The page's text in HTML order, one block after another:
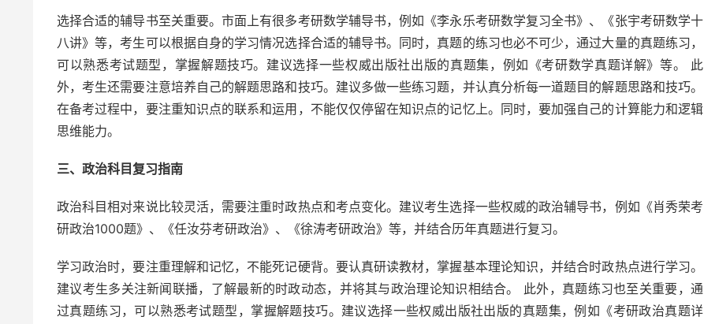
选择合适的辅导书至关重要。市面上有很多考研数学辅导书，例如《李永乐考研数学复习全书》、《张宇考研数学十
八讲》等，考生可以根据自身的学习情况选择合适的辅导书。同时，真题的练习也必不可少，通过大量的真题练习，
可以熟悉考试题型，掌握解题技巧。建议选择一些权威出版社出版的真题集，例如《考研数学真题详解》等。 此
外，考生还需要注意培养自己的解题思路和技巧。建议多做一些练习题，并认真分析每一道题目的解题思路和技巧。
在备考过程中，要注重知识点的联系和运用，不能仅仅停留在知识点的记忆上。同时，要加强自己的计算能力和逻辑
思维能力。
三、政治科目复习指南
政治科目相对来说比较灵活，需要注重时政热点和考点变化。建议考生选择一些权威的政治辅导书，例如《肖秀荣考
研政治1000题》、《任汝芬考研政治》、《徐涛考研政治》等，并结合历年真题进行复习。
学习政治时，要注重理解和记忆，不能死记硬背。要认真研读教材，掌握基本理论知识，并结合时政热点进行学习。
建议考生多关注新闻联播，了解最新的时政动态，并将其与政治理论知识相结合。 此外，真题练习也至关重要，通
过真题练习，可以熟悉考试题型，掌握解题技巧。建议选择一些权威出版社出版的真题集，例如《考研政治真题详